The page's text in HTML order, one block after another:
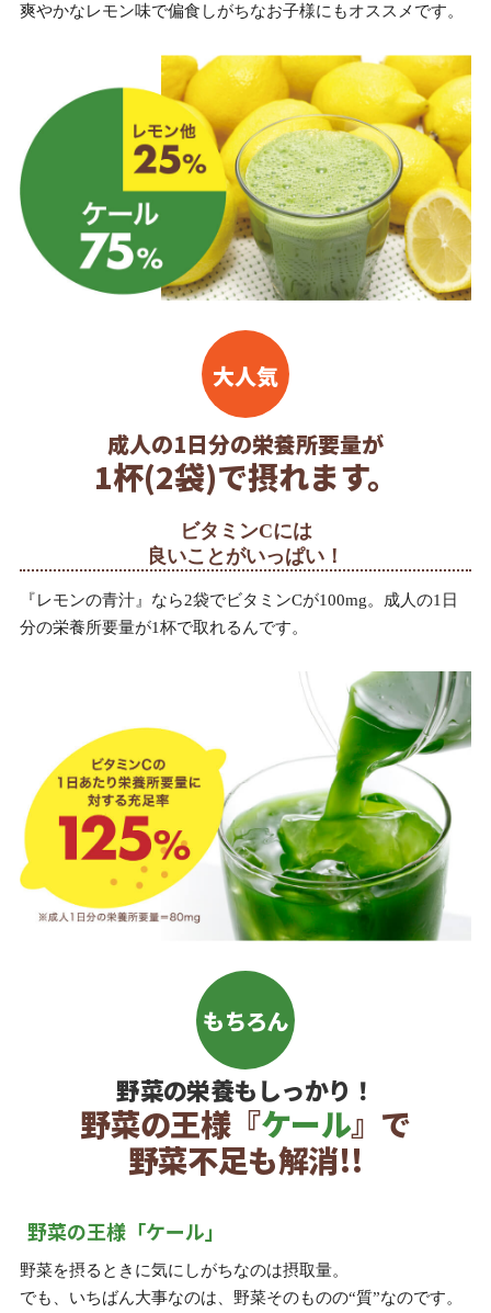
爽やかなレモン味で偏食しがちなお子様にもオススメです。
成人の1日分の栄養所要量が
1杯(2袋)で摂れます。
ビタミンCには
良いことがいっぱい！
『レモンの青汁』なら2袋でビタミンCが100mg。成人の1日
分の栄養所要量が1杯で取れるんです。
野菜の栄養もしっかり！
野菜の王様『ケール』で
野菜不足も解消!!
野菜の王様「ケール」
野菜を摂るときに気にしがちなのは摂取量。
でも、いちばん大事なのは、野菜そのものの“質”なのです。